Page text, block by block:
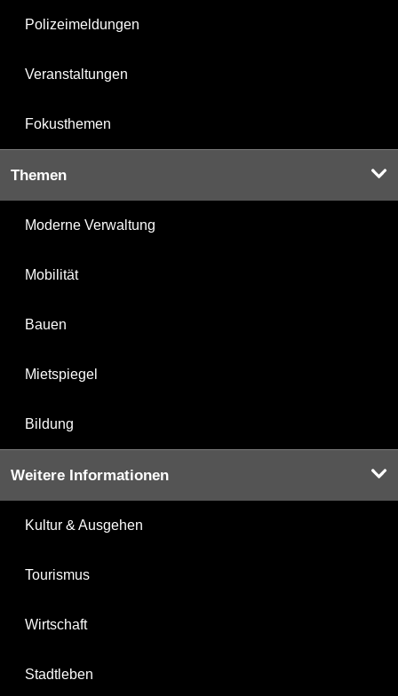
Polizeimeldungen
Veranstaltungen
Fokusthemen
Themen
Moderne Verwaltung
Mobilität
Bauen
Mietspiegel
Bildung
Weitere Informationen
Kultur & Ausgehen
Tourismus
Wirtschaft
Stadtleben